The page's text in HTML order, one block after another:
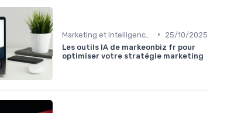
•
25/10/2025
Les outils IA de markeonbiz fr pour
optimiser votre stratégie marketing